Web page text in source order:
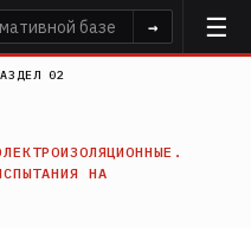
→
02
НА